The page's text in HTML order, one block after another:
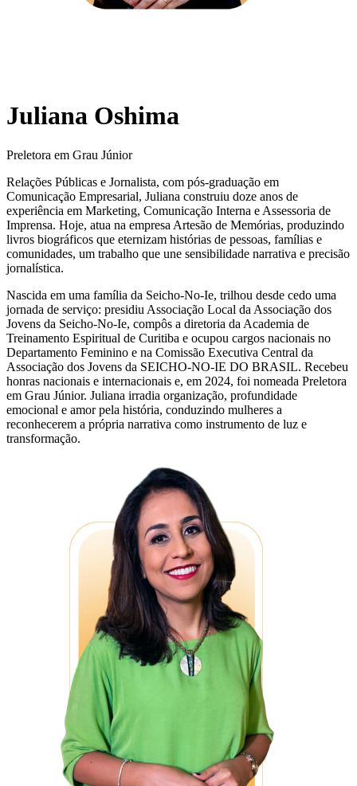
Juliana Oshima
Preletora em Grau Júnior
Relações Públicas e Jornalista, com pós-graduação em
Comunicação Empresarial, Juliana construiu doze anos de
experiência em Marketing, Comunicação Interna e Assessoria de
Imprensa. Hoje, atua na empresa Artesão de Memórias, produzindo
livros biográficos que eternizam histórias de pessoas, famílias e
comunidades, um trabalho que une sensibilidade narrativa e precisão
jornalística.
Nascida em uma família da Seicho-No-Ie, trilhou desde cedo uma
jornada de serviço: presidiu Associação Local da Associação dos
Jovens da Seicho-No-Ie, compôs a diretoria da Academia de
Treinamento Espiritual de Curitiba e ocupou cargos nacionais no
Departamento Feminino e na Comissão Executiva Central da
Associação dos Jovens da SEICHO-NO-IE DO BRASIL. Recebeu
honras nacionais e internacionais e, em 2024, foi nomeada Preletora
em Grau Júnior. Juliana irradia organização, profundidade
emocional e amor pela história, conduzindo mulheres a
reconhecerem a própria narrativa como instrumento de luz e
transformação.